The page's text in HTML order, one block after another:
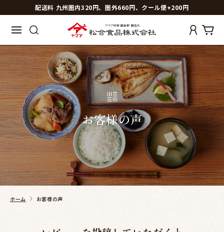
配送料 九州圏内320円、圏外660円、クール便+200円
お客様の声
ホーム お客様の声